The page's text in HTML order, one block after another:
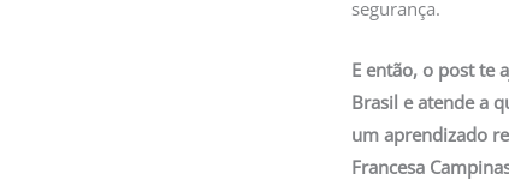
segurança.
E então, o post te
Brasil e atende a
um aprendizado
Francesa